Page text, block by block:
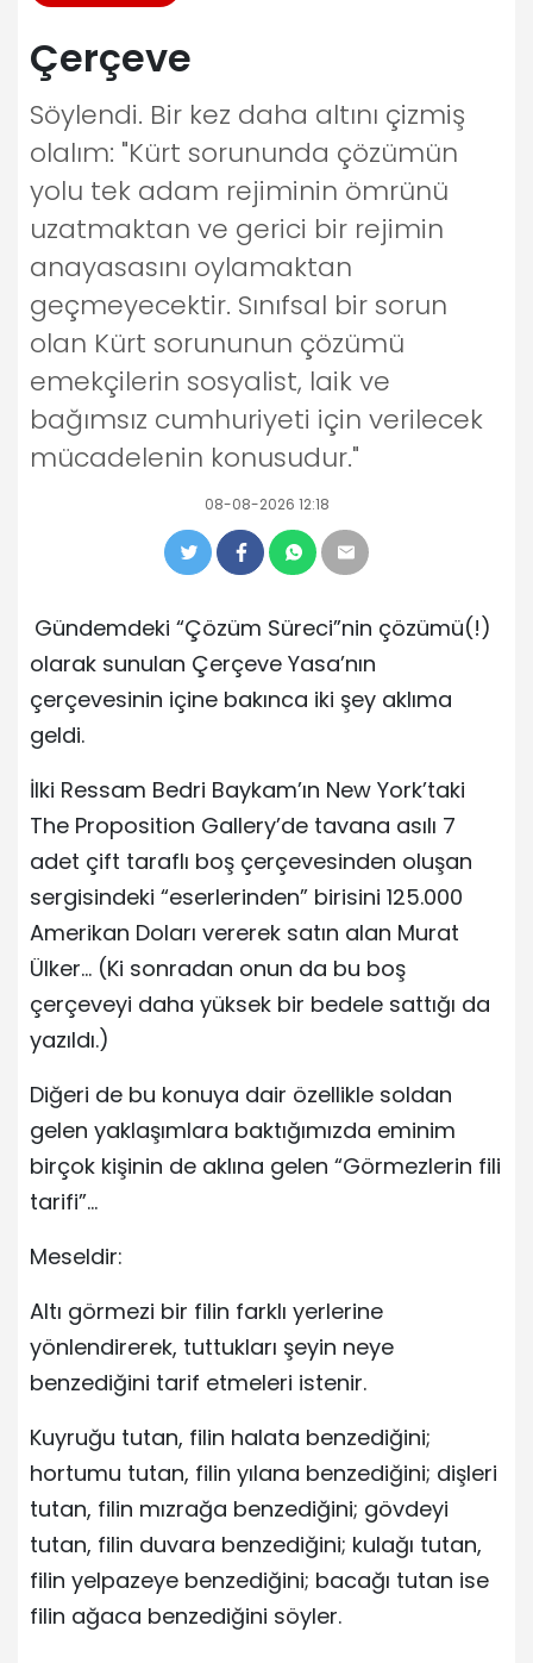
Çerçeve
Söylendi. Bir kez daha altını çizmiş
olalım: "Kürt sorununda çözümün
yolu tek adam rejiminin ömrünü
uzatmaktan ve gerici bir rejimin
anayasasını oylamaktan
geçmeyecektir. Sınıfsal bir sorun
olan Kürt sorununun çözümü
emekçilerin sosyalist, laik ve
bağımsız cumhuriyeti için verilecek
mücadelenin konusudur."
08-08-2026 12:18
Gündemdeki “Çözüm Süreci”nin çözümü(!)
olarak sunulan Çerçeve Yasa’nın
çerçevesinin içine bakınca iki şey aklıma
geldi.
İlki Ressam Bedri Baykam’ın New York’taki
The Proposition Gallery’de tavana asılı 7
adet çift taraflı boş çerçevesinden oluşan
sergisindeki “eserlerinden” birisini 125.000
Amerikan Doları vererek satın alan Murat
Ülker… (Ki sonradan onun da bu boş
çerçeveyi daha yüksek bir bedele sattığı da
yazıldı.)
Diğeri de bu konuya dair özellikle soldan
gelen yaklaşımlara baktığımızda eminim
birçok kişinin de aklına gelen “Görmezlerin fili
tarifi”…
Meseldir:
Altı görmezi bir filin farklı yerlerine
yönlendirerek, tuttukları şeyin neye
benzediğini tarif etmeleri istenir.
Kuyruğu tutan, filin halata benzediğini;
hortumu tutan, filin yılana benzediğini; dişleri
tutan, filin mızrağa benzediğini; gövdeyi
tutan, filin duvara benzediğini; kulağı tutan,
filin yelpazeye benzediğini; bacağı tutan ise
filin ağaca benzediğini söyler.